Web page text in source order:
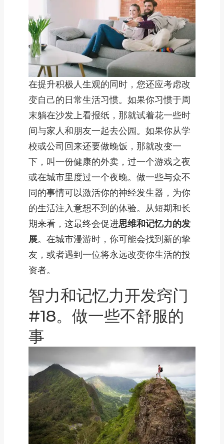
在提升积极人生观的同时，您还应考虑改
变自己的日常生活习惯。如果你习惯于周
末躺在沙发上看报纸，那就试着花一些时
间与家人和朋友一起去公园。如果你从学
校或公司回来还要做晚饭，那就改变一
下，叫一份健康的外卖，过一个游戏之夜
或在城市里度过一个夜晚。做一些与众不
同的事情可以激活你的神经发生器，为你
的生活注入意想不到的体验。从短期和长
期来看，这最终会促进思维和记忆力的发
展。在城市漫游时，你可能会找到新的挚
友，或者遇到一位将永远改变你生活的投
资者。
智力和记忆力开发窍门
#18。做一些不舒服的
事